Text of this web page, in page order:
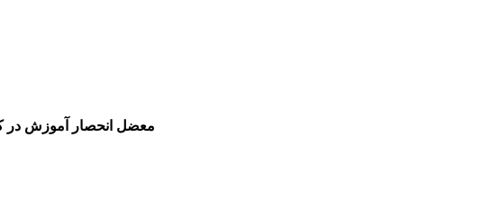
معضل انحصار آموزش در